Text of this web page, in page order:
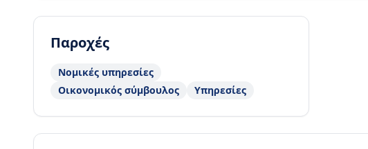
Παροχές
Νομικές υπηρεσίες
Οικονομικός σύμβουλος
Υπηρεσίες